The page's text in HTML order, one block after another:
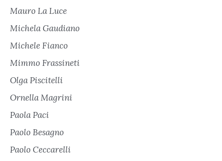
Mauro La Luce
Michela Gaudiano
Michele Fianco
Mimmo Frassineti
Olga Piscitelli
Ornella Magrini
Paola Paci
Paolo Besagno
Paolo Ceccarelli